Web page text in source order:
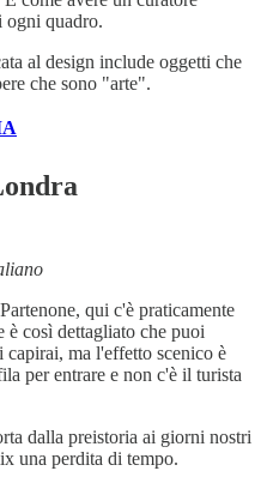
ogni quadro.
al design include oggetti che
che sono "arte".
qui c'è praticamente
così dettagliato che puoi
ma l'effetto scenico è
per entrare e non c'è il turista
dalla preistoria ai giorni nostri
una perdita di tempo.